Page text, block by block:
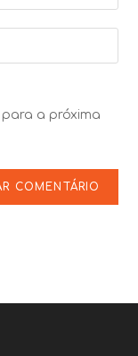
a próxima